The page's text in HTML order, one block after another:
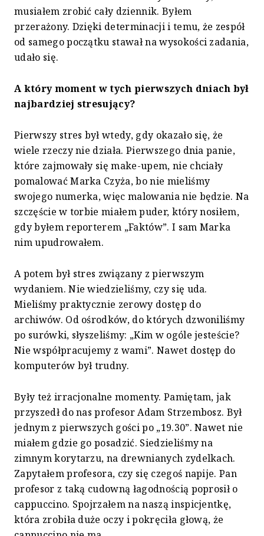
musiałem zrobić cały dziennik. Byłem
przerażony. Dzięki determinacji i temu, że zespół
od samego początku stawał na wysokości zadania,
udało się.
A który moment w tych pierwszych dniach był
najbardziej stresujący?
Pierwszy stres był wtedy, gdy okazało się, że
wiele rzeczy nie działa. Pierwszego dnia panie,
które zajmowały się make-upem, nie chciały
pomalować Marka Czyża, bo nie mieliśmy
swojego numerka, więc malowania nie będzie. Na
szczęście w torbie miałem puder, który nosiłem,
gdy byłem reporterem „Faktów”. I sam Marka
nim upudrowałem.
A potem był stres związany z pierwszym
wydaniem. Nie wiedzieliśmy, czy się uda.
Mieliśmy praktycznie zerowy dostęp do
archiwów. Od ośrodków, do których dzwoniliśmy
po surówki, słyszeliśmy: „Kim w ogóle jesteście?
Nie współpracujemy z wami”. Nawet dostęp do
komputerów był trudny.
Były też irracjonalne momenty. Pamiętam, jak
przyszedł do nas profesor Adam Strzembosz. Był
jednym z pierwszych gości po „19.30”. Nawet nie
miałem gdzie go posadzić. Siedzieliśmy na
zimnym korytarzu, na drewnianych zydelkach.
Zapytałem profesora, czy się czegoś napije. Pan
profesor z taką cudowną łagodnością poprosił o
cappuccino. Spojrzałem na naszą inspicjentkę,
która zrobiła duże oczy i pokręciła głową, że